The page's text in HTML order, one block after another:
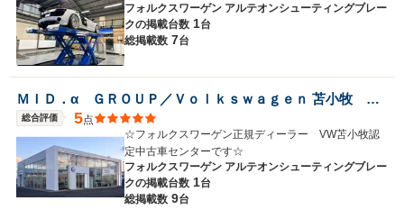
フォルクスワーゲン アルテオンシューティングブレー
クの掲載台数 1台
総掲載数 7台
ＭＩＤ．α ＧＲＯＵＰ／Ｖｏｌｋｓｗａｇｅｎ 苫小牧 認定中古車センター／株式会社ＭＩＤ ＡＬＦＡ
総合評価 5点
☆フォルクスワーゲン正規ディーラー VW苫小牧認
定中古車センターです☆
フォルクスワーゲン アルテオンシューティングブレー
クの掲載台数 1台
総掲載数 9台